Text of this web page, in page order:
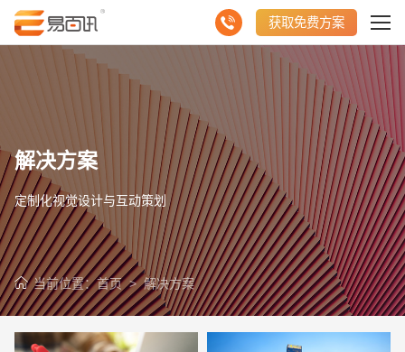
获取免费方案
解决方案
定制化视觉设计与互动策划
当前位置：首页>解决方案